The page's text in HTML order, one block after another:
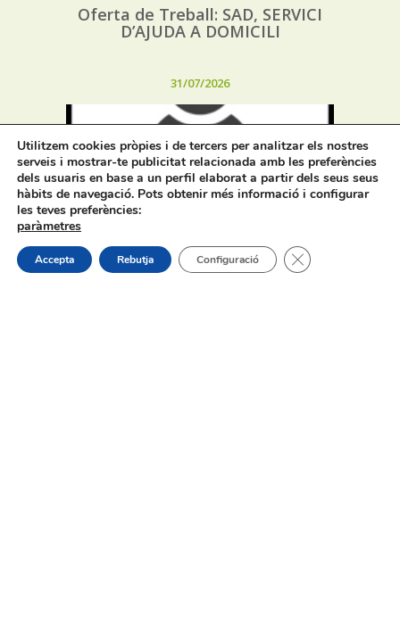
Oferta de Treball: SAD, SERVICI
D’AJUDA A DOMICILI
31/07/2026
Procés selectiu 1 plaça tècnic/a de
joventut – torn lliure – oposició
Utilitzem cookies pròpies i de tercers per analitzar els nostres
serveis i mostrar-te publicitat relacionada amb les preferències
dels usuaris en base a un perfil elaborat a partir dels seus seus
hàbits de navegació. Pots obtenir més informació i configurar
les teves preferències:
paràmetres
Accepta Rebutja Configuració Tanca el bàner de